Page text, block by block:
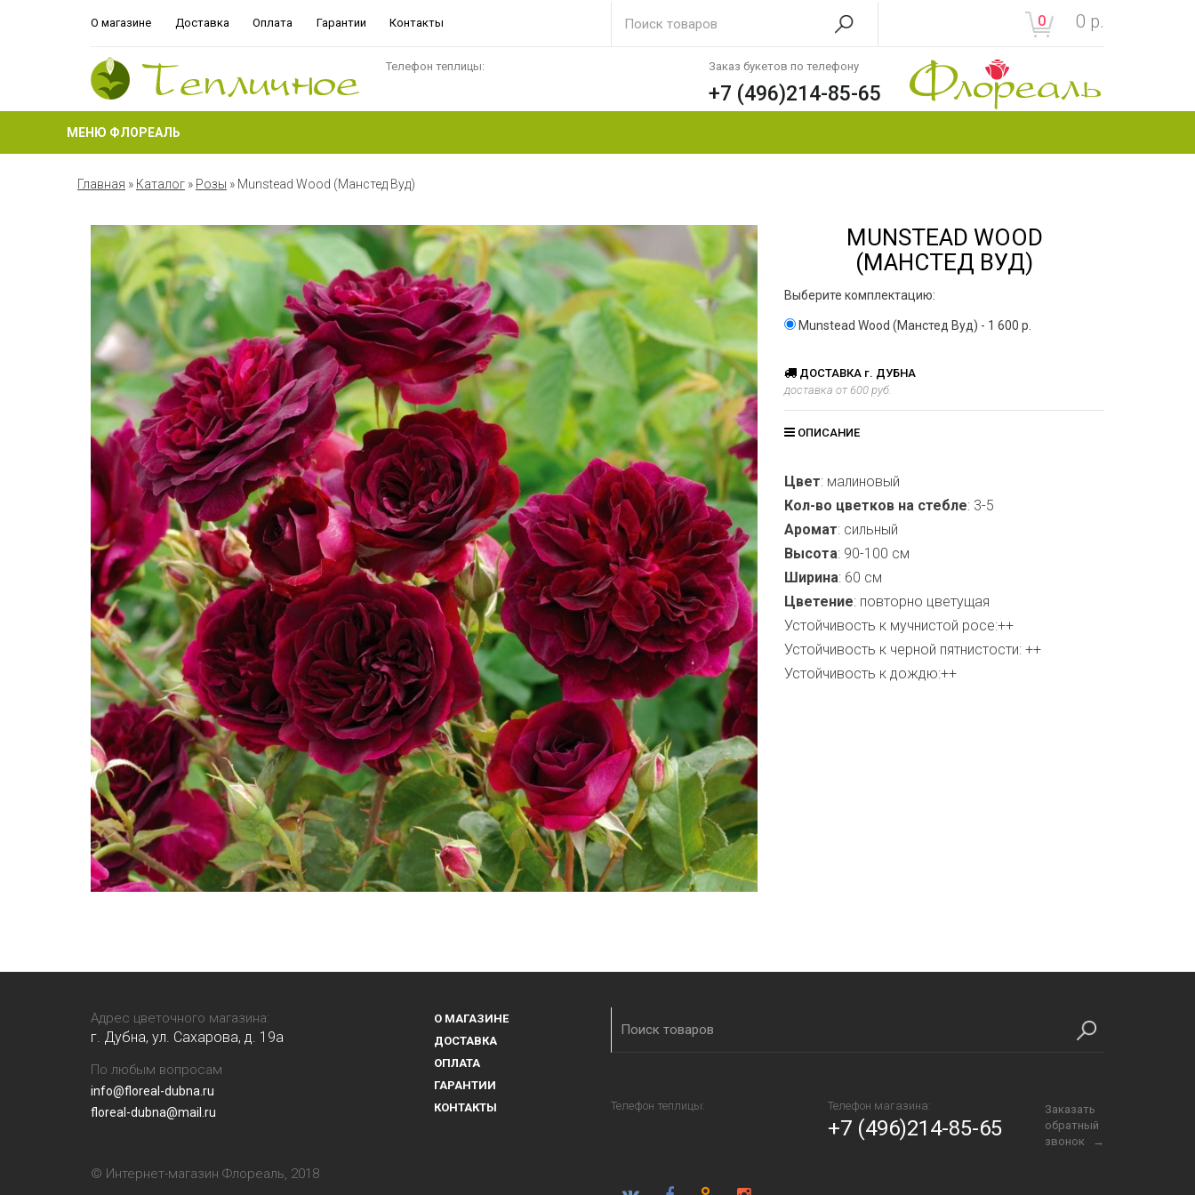
О магазине Доставка Оплата Гарантии Контакты 0 0 р.
Телефон теплицы: Заказ букетов по телефону
+7 (496)214-85-65
МЕНЮ ФЛОРЕАЛЬ
Главная » Каталог » Розы » Munstead Wood (Манстед Вуд)
MUNSTEAD WOOD
(МАНСТЕД ВУД)
Выберите комплектацию:
Munstead Wood (Манстед Вуд) - 1 600 р.
ДОСТАВКА г. ДУБНА
доставка от 600 руб.
ОПИСАНИЕ
Цвет: малиновый
Кол-во цветков на стебле: 3-5
Аромат: сильный
Высота: 90-100 см
Ширина: 60 см
Цветение: повторно цветущая
Устойчивость к мучнистой росе:++
Устойчивость к черной пятнистости: ++
Устойчивость к дождю:++
Адрес цветочного магазина:
г. Дубна, ул. Сахарова, д. 19a
По любым вопросам
info@floreal-dubna.ru
floreal-dubna@mail.ru
© Интернет-магазин Флореаль, 2018
О МАГАЗИНЕ
ДОСТАВКА
ОПЛАТА
ГАРАНТИИ
КОНТАКТЫ
Телефон теплицы: Телефон магазина:
+7 (496)214-85-65
Заказать
обратный
звонок →